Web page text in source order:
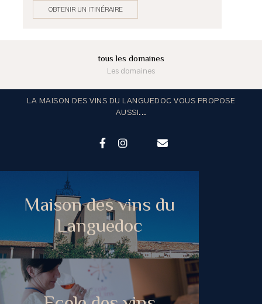
OBTENIR UN ITINÉRAIRE
tous les domaines
Les domaines
LA MAISON DES VINS DU LANGUEDOC VOUS PROPOSE
AUSSI...
Maison des vins du
Languedoc